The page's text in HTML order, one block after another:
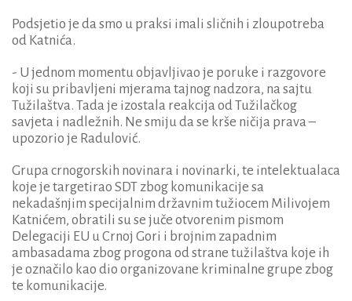
Podsjetio je da smo u praksi imali sličnih i zloupotreba
od Katnića.
- U jednom momentu objavljivao je poruke i razgovore
koji su pribavljeni mjerama tajnog nadzora, na sajtu
Tužilaštva. Tada je izostala reakcija od Tužilačkog
savjeta i nadležnih. Ne smiju da se krše ničija prava –
upozorio je Radulović.
Grupa crnogorskih novinara i novinarki, te intelektualaca
koje je targetirao SDT zbog komunikacije sa
nekadašnjim specijalnim državnim tužiocem Milivojem
Katnićem, obratili su se juče otvorenim pismom
Delegaciji EU u Crnoj Gori i brojnim zapadnim
ambasadama zbog progona od strane tužilaštva koje ih
je označilo kao dio organizovane kriminalne grupe zbog
te komunikacije.